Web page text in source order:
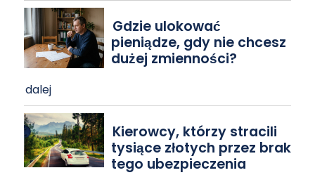
Gdzie ulokować
pieniądze, gdy nie chcesz
dużej zmienności?
dalej
Kierowcy, którzy stracili
tysiące złotych przez brak
tego ubezpieczenia